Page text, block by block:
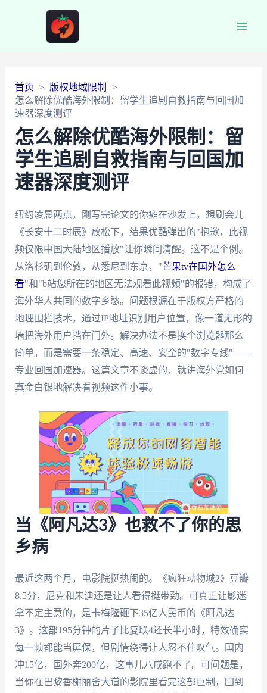
首页
版权地域限制
怎么解除优酷海外限制：留学生追剧自救指南与回国加
速器深度测评
怎么解除优酷海外限制：留
学生追剧自救指南与回国加
速器深度测评
纽约凌晨两点，刚写完论文的你瘫在沙发上，想刷会儿
《长安十二时辰》放松下，结果优酷弹出的"抱歉，此视
频仅限中国大陆地区播放"让你瞬间清醒。这不是个例。
从洛杉矶到伦敦，从悉尼到东京，"芒果tv在国外怎么
看"和"b站您所在的地区无法观看此视频"的报错，构成了
海外华人共同的数字乡愁。问题根源在于版权方严格的
地理围栏技术，通过IP地址识别用户位置，像一道无形的
墙把海外用户挡在门外。解决办法不是换个浏览器那么
简单，而是需要一条稳定、高速、安全的"数字专线"——
专业回国加速器。这篇文章不谈虚的，就讲海外党如何
真金白银地解决看视频这件小事。
当《阿凡达3》也救不了你的思
乡病
最近这两个月，电影院挺热闹的。《疯狂动物城2》豆瓣
8.5分，尼克和朱迪还是让人看得挺带劲。可真正让影迷
拿不定主意的，是卡梅隆砸下35亿人民币的《阿凡达
3》。这部195分钟的片子比复联4还长半小时，特效确实
每一帧都能当屏保，但剧情绕得让人忍不住叹气。国内
冲15亿，国外奔200亿，这事儿八成跑不了。可问题是，
当你在巴黎香榭丽舍大道的影院里看完这部巨制，回到